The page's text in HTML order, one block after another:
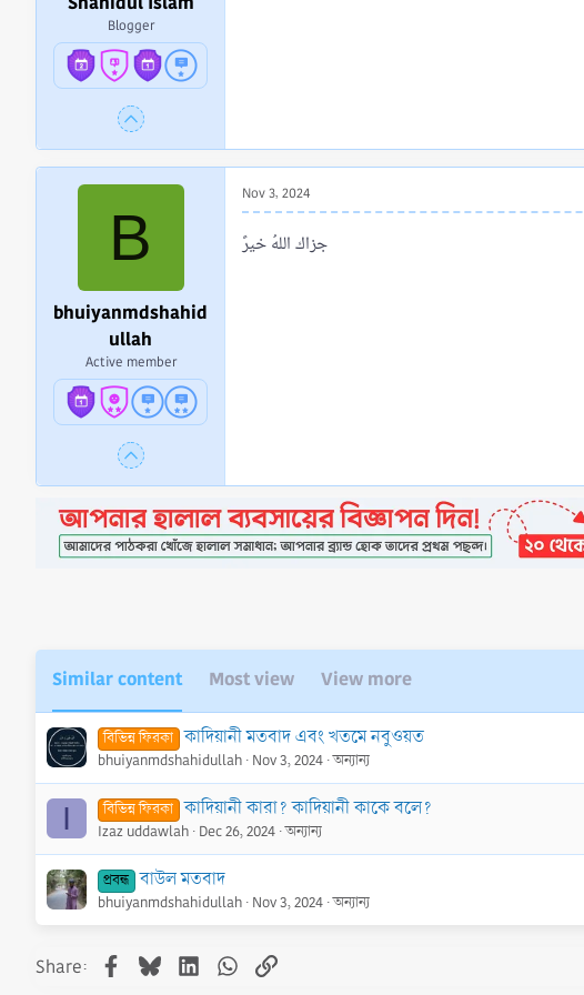
Blogger
B
bhuiyanmdshahid
ullah
Active member
Nov 3, 2024
جزاك اللهُ خيرً
Similar content Most view View more
বিভিন্ন ফিরকা কাদিয়ানী মতবাদ এবং খতমে নবুওয়ত
bhuiyanmdshahidullah Nov 3, 2024 অন্যান্য
I বিভিন্ন ফিরকা কাদিয়ানী কারা? কাদিয়ানী কাকে বলে?
Izaz uddawlah Dec 26, 2024 অন্যান্য
প্রবন্ধ বাউল মতবাদ
bhuiyanmdshahidullah Nov 3, 2024 অন্যান্য
Share: Facebook
BlueskyLinkedInWhatsApp
Link